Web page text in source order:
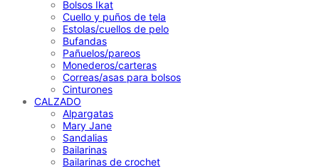
Bolsos Ikat
Cuello y puños de tela
Estolas/cuellos de pelo
Bufandas
Pañuelos/pareos
Monederos/carteras
Correas/asas para bolsos
Cinturones
CALZADO
Alpargatas
Mary Jane
Sandalias
Bailarinas
Bailarinas de crochet